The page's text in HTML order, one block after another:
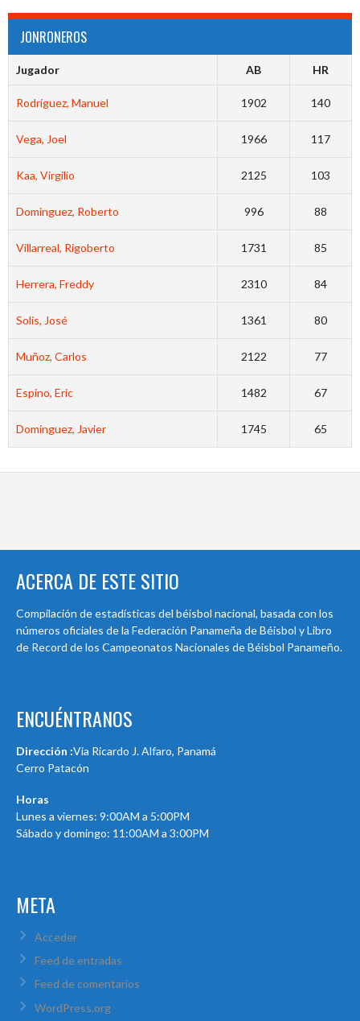
JONRONEROS
Jugador AB HR
Rodríguez, Manuel 1902 140
Vega, Joel 1966 117
Kaa, Virgilio 2125 103
Dominguez, Roberto 996 88
Villarreal, Rigoberto 1731 85
Herrera, Freddy 2310 84
Solís, José 1361 80
Muñoz, Carlos 2122 77
Espino, Eric 1482 67
Domínguez, Javier 1745 65
ACERCA DE ESTE SITIO
Compilación de estadísticas del béisbol nacional, basada con los
números oficiales de la Federación Panameña de Béisbol y Libro
de Record de los Campeonatos Nacionales de Béisbol Panameño.
ENCUÉNTRANOS
Dirección :Via Ricardo J. Alfaro, Panamá
Cerro Patacón
Horas
Lunes a viernes: 9:00AM a 5:00PM
Sábado y domingo: 11:00AM a 3:00PM
META
Acceder
Feed de entradas
Feed de comentarios
WordPress.org